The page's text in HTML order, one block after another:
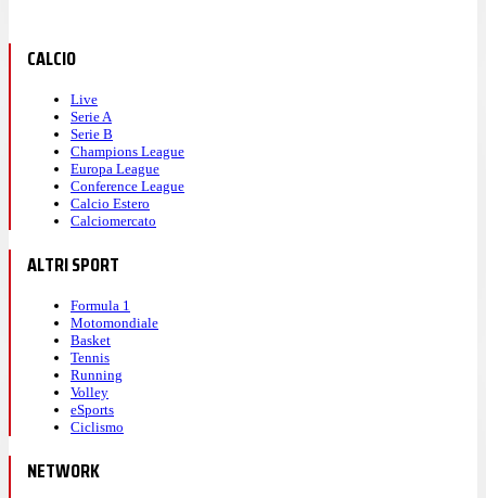
CALCIO
Live
Serie A
Serie B
Champions League
Europa League
Conference League
Calcio Estero
Calciomercato
ALTRI SPORT
Formula 1
Motomondiale
Basket
Tennis
Running
Volley
eSports
Ciclismo
NETWORK